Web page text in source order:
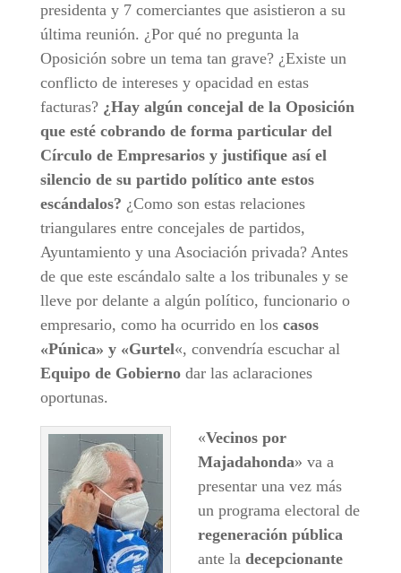
presidenta y 7 comerciantes que asistieron a su
última reunión. ¿Por qué no pregunta la
Oposición sobre un tema tan grave? ¿Existe un
conflicto de intereses y opacidad en estas
facturas? ¿Hay algún concejal de la Oposición
que esté cobrando de forma particular del
Círculo de Empresarios y justifique así el
silencio de su partido político ante estos
escándalos? ¿Como son estas relaciones
triangulares entre concejales de partidos,
Ayuntamiento y una Asociación privada? Antes
de que este escándalo salte a los tribunales y se
lleve por delante a algún político, funcionario o
empresario, como ha ocurrido en los casos
«Púnica» y «Gurtel«, convendría escuchar al
Equipo de Gobiernodar las aclaraciones
oportunas.
«Vecinos por
Majadahonda» va a
presentar una vez más
un programa electoral de
regeneración pública
ante la decepcionante